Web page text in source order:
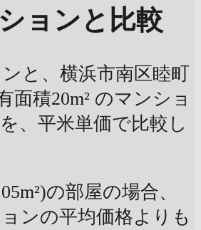
ョンと比較
と、横浜市南区睦町
面積20m² のマンショ
、平米単価で比較し
の部屋の場合、
ンの平均価格よりも